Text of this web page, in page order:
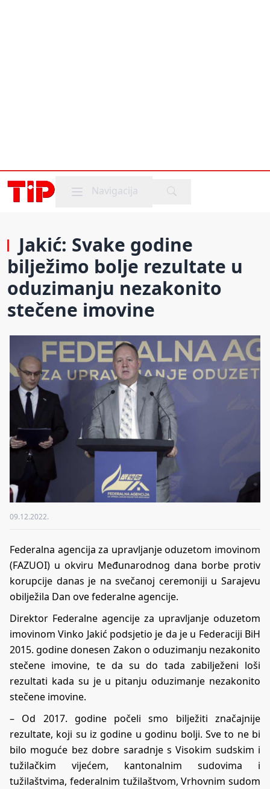
Mobile menu
Navigacija
Jakić: Svake godine
bilježimo bolje rezultate u
oduzimanju nezakonito
stečene imovine
09.12.2022.
Federalna agencija za upravljanje oduzetom imovinom
(FAZUOI) u okviru Međunarodnog dana borbe protiv
korupcije danas je na svečanoj ceremoniji u Sarajevu
obilježila Dan ove federalne agencije.
Direktor Federalne agencije za upravljanje oduzetom
imovinom Vinko Jakić podsjetio je da je u Federaciji BiH
2015. godine donesen Zakon o oduzimanju nezakonito
stečene imovine, te da su do tada zabilježeni loši
rezultati kada su je u pitanju oduzimanje nezakonito
stečene imovine.
– Od 2017. godine počeli smo bilježiti značajnije
rezultate, koji su iz godine u godinu bolji. Sve to ne bi
bilo moguće bez dobre saradnje s Visokim sudskim i
tužilačkim vijećem, kantonalnim sudovima i
tužilaštvima, federalnim tužilaštvom, Vrhovnim sudom